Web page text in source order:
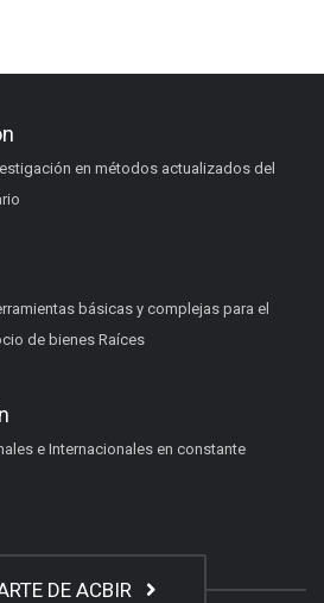
en métodos actualizados del
básicas y complejas para el
de bienes Raíces
e Internacionales en constante
DE ACBIR